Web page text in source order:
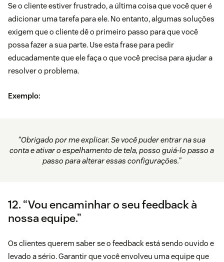
Se o cliente estiver frustrado, a última coisa que você quer é
adicionar uma tarefa para ele. No entanto, algumas soluções
exigem que o cliente dê o primeiro passo para que você
possa fazer a sua parte. Use esta frase para pedir
educadamente que ele faça o que você precisa para ajudar a
resolver o problema.
Exemplo:
“Obrigado por me explicar. Se você puder entrar na sua
conta e ativar o espelhamento de tela, posso guiá-lo passo a
passo para alterar essas configurações.”
12. “Vou encaminhar o seu feedback à
nossa equipe.”
Os clientes querem saber se o feedback está sendo ouvido e
levado a sério. Garantir que você envolveu uma equipe que